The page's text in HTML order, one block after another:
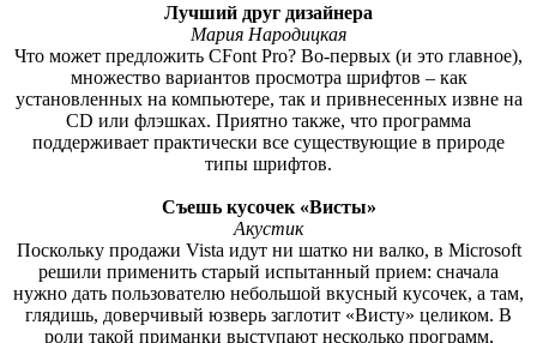
Лучший друг дизайнера
Мария Народицкая
Что может предложить CFont Pro? Во-первых (и это главное),
множество вариантов просмотра шрифтов – как
установленных на компьютере, так и привнесенных извне на
CD или флэшках. Приятно также, что программа
поддерживает практически все существующие в природе
типы шрифтов.
Съешь кусочек «Висты»
Акустик
Поскольку продажи Vista идут ни шатко ни валко, в Microsoft
решили применить старый испытанный прием: сначала
нужно дать пользователю небольшой вкусный кусочек, а там,
глядишь, доверчивый юзверь заглотит «Висту» целиком. В
роли такой приманки выступают несколько программ,